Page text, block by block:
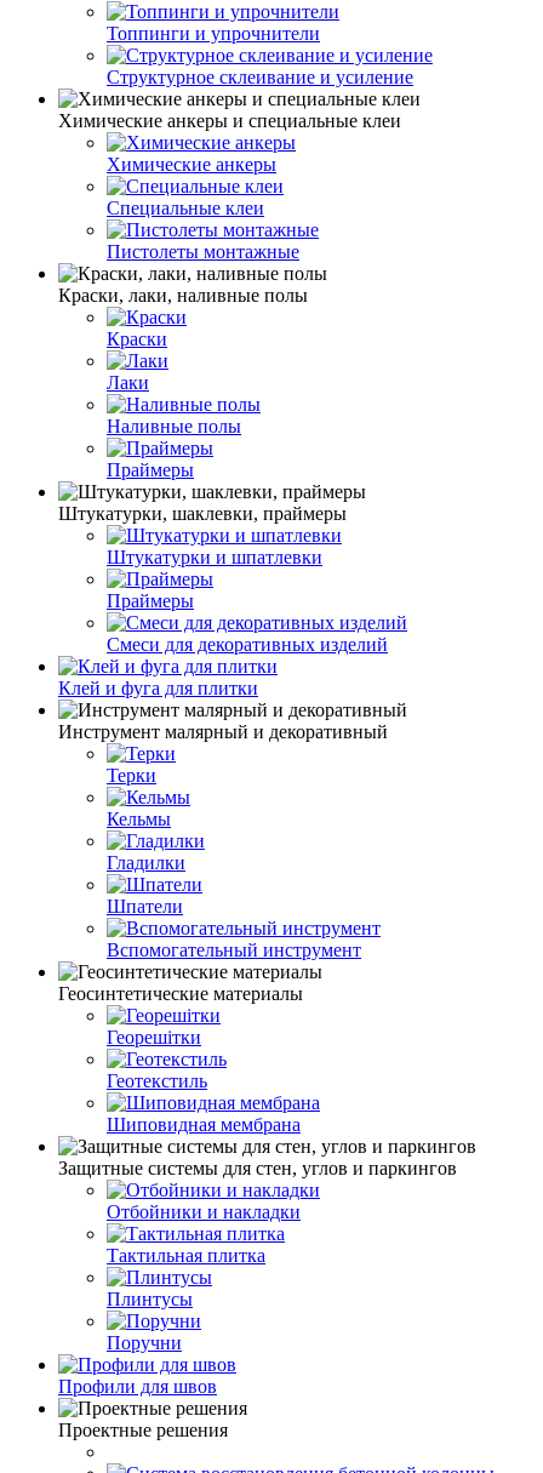
Топпинги и упрочнители
Структурное склеивание и усиление
Химические анкеры и специальные клеи
Химические анкеры
Специальные клеи
Пистолеты монтажные
Краски, лаки, наливные полы
Краски
Лаки
Наливные полы
Праймеры
Штукатурки, шаклевки, праймеры
Штукатурки и шпатлевки
Праймеры
Смеси для декоративных изделий
Клей и фуга для плитки
Инструмент малярный и декоративный
Терки
Кельмы
Гладилки
Шпатели
Вспомогательный инструмент
Геосинтетические материалы
Георешітки
Геотекстиль
Шиповидная мембрана
Защитные системы для стен, углов и паркингов
Отбойники и накладки
Тактильная плитка
Плинтусы
Поручни
Профили для швов
Проектные решения